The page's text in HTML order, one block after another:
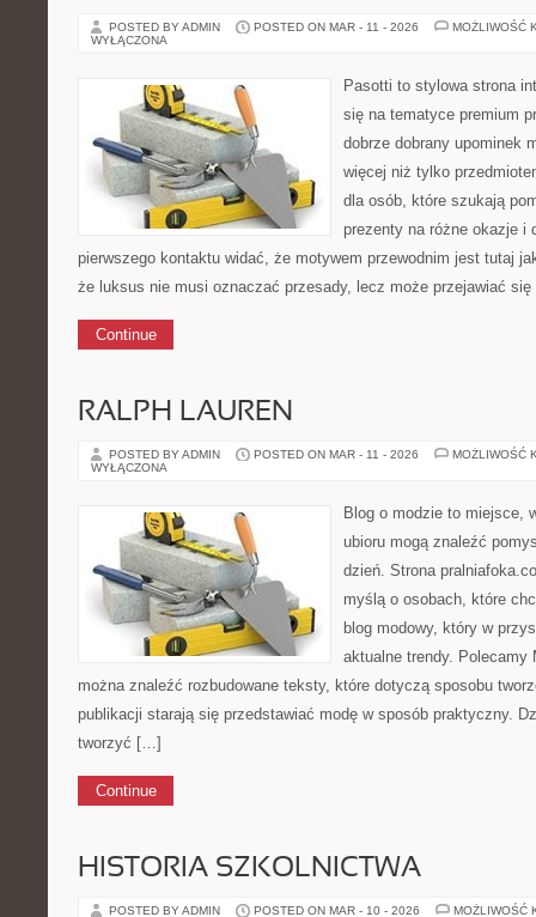
POSTED BY ADMIN POSTED ON MAR - 11 - 2026
MOŻLIWOŚĆ
WYŁĄCZONA
Pasotti to stylowa strona
się na tematyce premium
dobrze dobrany upominek
więcej niż tylko
dla osób, które szukają
prezenty na różne okazje i
pierwszego kontaktu widać, że motywem przewodnim jest tutaj
że luksus nie musi oznaczać przesady, lecz może przejawiać
Continue
RALPH LAUREN
POSTED BY ADMIN POSTED ON MAR - 11 - 2026
MOŻLIWOŚĆ
WYŁĄCZONA
Blog o modzie to miejsce,
ubioru mogą znaleźć
dzień. Strona
myślą o osobach, które
blog modowy, który w
aktualne trendy. Polecamy
można znaleźć rozbudowane teksty, które dotyczą sposobu
publikacji starają się przedstawiać modę w sposób praktyczny.
tworzyć […]
Continue
HISTORIA SZKOLNICTWA
POSTED BY ADMIN POSTED ON MAR - 10 - 2026
MOŻLIWOŚĆ